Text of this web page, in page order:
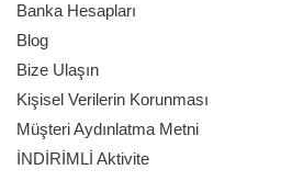
Banka Hesapları
Blog
Bize Ulaşın
Kişisel Verilerin Korunması
Müşteri Aydınlatma Metni
İNDİRİMLİ Aktivite